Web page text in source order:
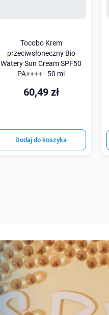
Tocobo Krem
przeciwsłoneczny Bio
Watery Sun Cream SPF50
PA++++ - 50 ml
60,49 zł
Dodaj do koszyka